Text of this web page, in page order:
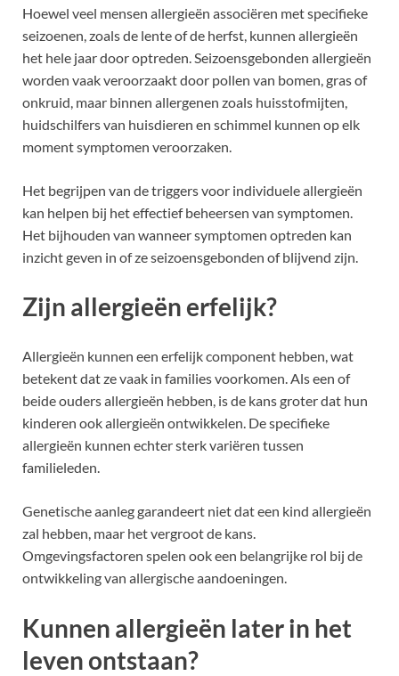
Hoewel veel mensen allergieën associëren met specifieke
seizoenen, zoals de lente of de herfst, kunnen allergieën
het hele jaar door optreden. Seizoensgebonden allergieën
worden vaak veroorzaakt door pollen van bomen, gras of
onkruid, maar binnen allergenen zoals huisstofmijten,
huidschilfers van huisdieren en schimmel kunnen op elk
moment symptomen veroorzaken.
Het begrijpen van de triggers voor individuele allergieën
kan helpen bij het effectief beheersen van symptomen.
Het bijhouden van wanneer symptomen optreden kan
inzicht geven in of ze seizoensgebonden of blijvend zijn.
Zijn allergieën erfelijk?
Allergieën kunnen een erfelijk component hebben, wat
betekent dat ze vaak in families voorkomen. Als een of
beide ouders allergieën hebben, is de kans groter dat hun
kinderen ook allergieën ontwikkelen. De specifieke
allergieën kunnen echter sterk variëren tussen
familieleden.
Genetische aanleg garandeert niet dat een kind allergieën
zal hebben, maar het vergroot de kans.
Omgevingsfactoren spelen ook een belangrijke rol bij de
ontwikkeling van allergische aandoeningen.
Kunnen allergieën later in het
leven ontstaan?